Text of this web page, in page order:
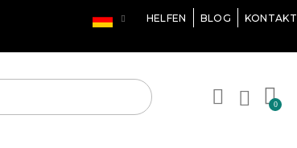
HELFEN BLOG KONTAKT